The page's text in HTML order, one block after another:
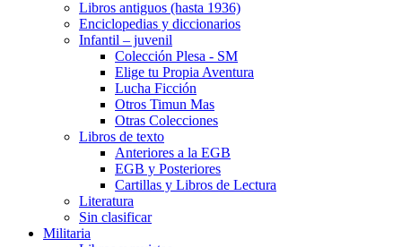
Libros antiguos (hasta 1936)
Enciclopedias y diccionarios
Infantil – juvenil
Colección Plesa - SM
Elige tu Propia Aventura
Lucha Ficción
Otros Timun Mas
Otras Colecciones
Libros de texto
Anteriores a la EGB
EGB y Posteriores
Cartillas y Libros de Lectura
Literatura
Sin clasificar
Militaria